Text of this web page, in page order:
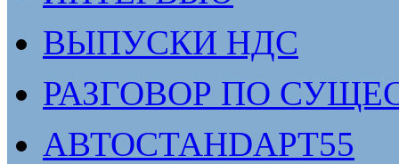
ВЫПУСКИ НДС
РАЗГОВОР ПО
АВТОСТАНDАРТ55